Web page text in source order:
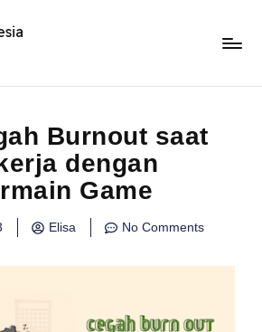
Burnout saat
dengan
Game
Elisa No Comments